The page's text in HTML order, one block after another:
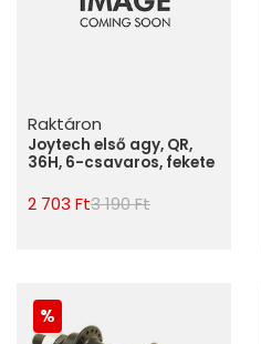
Raktáron
Joytech első agy, QR,
36H, 6-csavaros, fekete
2 703 Ft3 190 Ft